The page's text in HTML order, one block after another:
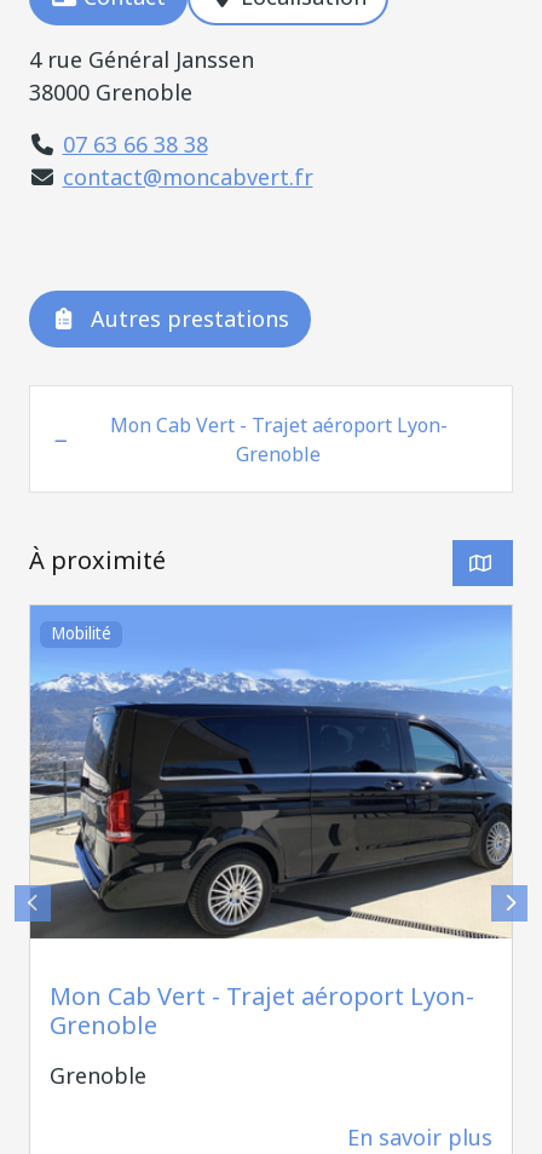
4 rue Général Janssen
38000 Grenoble
07 63 66 38 38
contact@moncabvert.fr
Autres prestations
Mon Cab Vert - Trajet aéroport Lyon-
Grenoble
À proximité
Mobilité
Mon Cab Vert - Trajet aéroport Lyon-
Grenoble
Grenoble
En savoir plus